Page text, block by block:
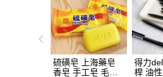
硫磺皂 上海藥皂
香皂 手工皂 毛囊
得力
桿 油